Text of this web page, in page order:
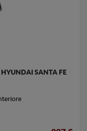
SANTA FE